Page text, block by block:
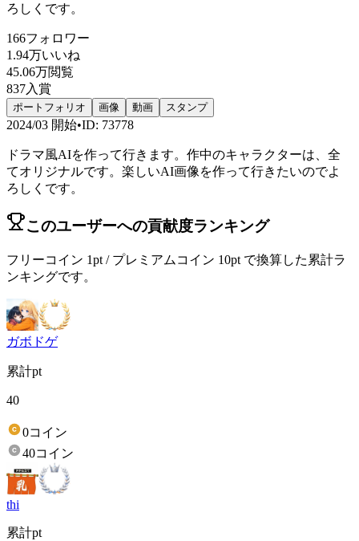
ろしくです。
166フォロワー
1.94万いいね
45.06万閲覧
837入賞
ポートフォリオ 画像 動画 スタンプ
2024/03 開始•ID: 73778
ドラマ風AIを作って行きます。作中のキャラクターは、全
てオリジナルです。楽しいAI画像を作って行きたいのでよ
ろしくです。
このユーザーへの貢献度ランキング
フリーコイン 1pt / プレミアムコイン 10pt で換算した累計ラ
ンキングです。
ガボドゲ
累計pt
40
0コイン
40コイン
thi
累計pt